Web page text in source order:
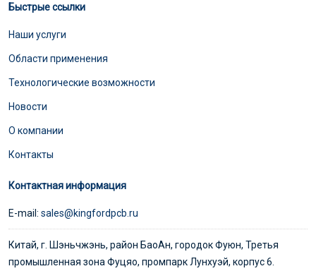
Быстрые ссылки
Наши услуги
Области применения
Технологические возможности
Новости
О компании
Контакты
Контактная информация
E-mail: sales@kingfordpcb.ru
Китай, г. Шэньчжэнь, район БаоАн, городок Фуюн, Третья
промышленная зона Фуцяо, промпарк Лунхуэй, корпус 6.